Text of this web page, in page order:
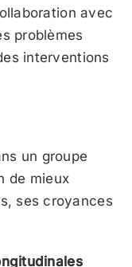
avec
problèmes
interventions
un groupe
de mieux
ses croyances